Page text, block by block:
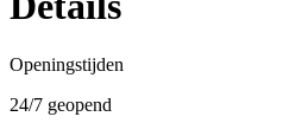
Openingstijden
24/7 geopend